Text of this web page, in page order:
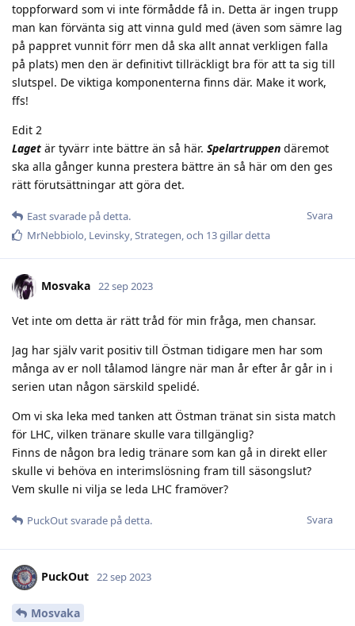
toppforward som vi inte förmådde få in. Detta är ingen trupp
man kan förvänta sig att vinna guld med (även som sämre lag
på pappret vunnit förr men då ska allt annat verkligen falla
på plats) men den är definitivt tillräckligt bra för att ta sig till
slutspel. De viktiga komponenterna finns där. Make it work,
ffs!
Edit 2
Laget är tyvärr inte bättre än så här. Spelartruppen däremot
ska alla gånger kunna prestera bättre än så här om den ges
rätt förutsättningar att göra det.
Svara
Eastsvarade på detta.
MrNebbiolo, Levinsky,Strategen, och 13gillar detta
Mosvaka 22 sep 2023
Vet inte om detta är rätt tråd för min fråga, men chansar.
Jag har själv varit positiv till Östman tidigare men har som
många av er noll tålamod längre när man år efter år går in i
serien utan någon särskild spelidé.
Om vi ska leka med tanken att Östman tränat sin sista match
för LHC, vilken tränare skulle vara tillgänglig?
Finns de någon bra ledig tränare som kan gå in direkt eller
skulle vi behöva en interimslösning fram till säsongslut?
Vem skulle ni vilja se leda LHC framöver?
Svara
PuckOutsvarade på detta.
PuckOut 22 sep 2023
Mosvaka